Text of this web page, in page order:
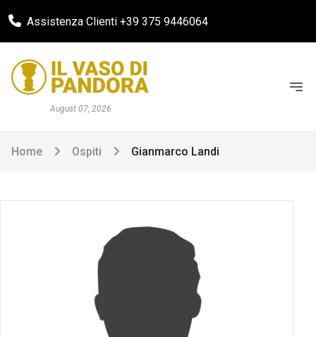
Assistenza Clienti +39 375 9446064
August 07, 2026
Home Ospiti Gianmarco Landi